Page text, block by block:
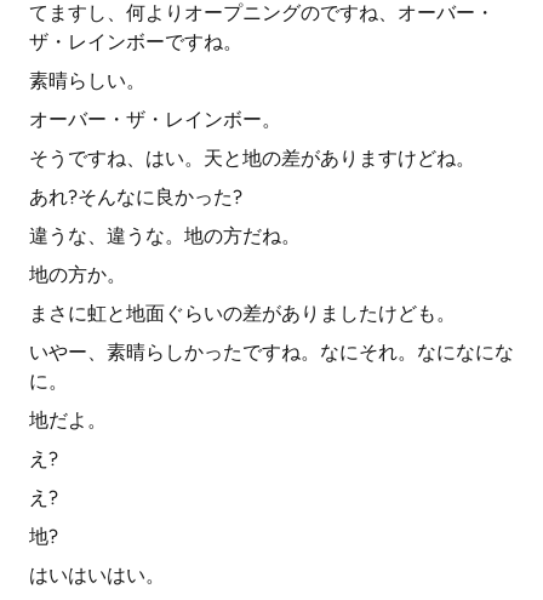
てますし、何よりオープニングのですね、オーバー・
ザ・レインボーですね。
素晴らしい。
オーバー・ザ・レインボー。
そうですね、はい。天と地の差がありますけどね。
あれ?そんなに良かった?
違うな、違うな。地の方だね。
地の方か。
まさに虹と地面ぐらいの差がありましたけども。
いやー、素晴らしかったですね。なにそれ。なになにな
に。
地だよ。
え?
え?
地?
はいはいはい。